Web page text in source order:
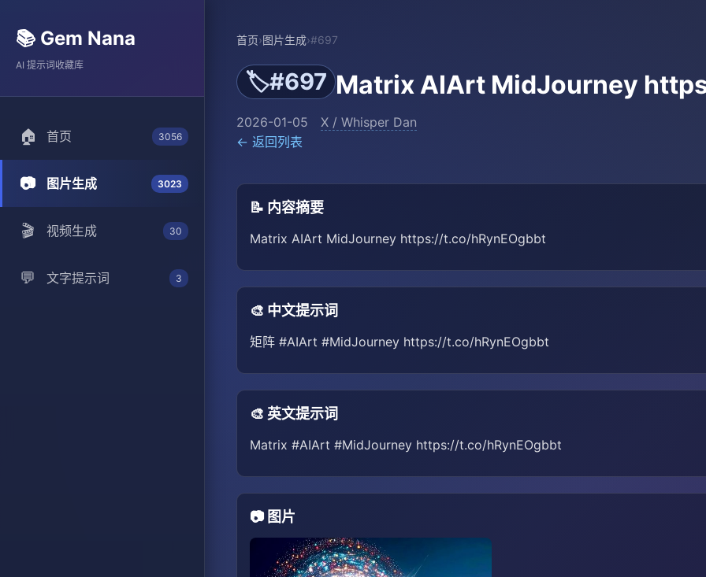
📚 Gem Nana
AI 提示词收藏库
🏠 首页 3056
📷 图片生成 3023
🎬 视频生成 30
💬 文字提示词 3
首页›图片生成›#697
🏷️#697 Matrix AIArt MidJourney
2026-01-05 X / Whisper Dan
← 返回列表
📝 内容摘要
Matrix AIArt MidJourney https://t.co/hRynEOgbbt
🎨 中文提示词
矩阵 #AIArt #MidJourney https://t.co/hRynEOgbbt
🎨 英文提示词
Matrix #AIArt #MidJourney https://t.co/hRynEOgbbt
📷 图片